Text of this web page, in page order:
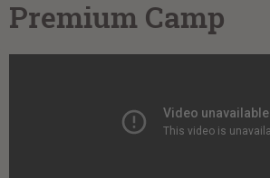
Premium Camp